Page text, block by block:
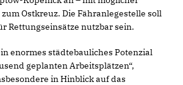
Ostkreuz. Die Fähranlegestelle soll
Rettungseinsätze nutzbar sein.
enormes städtebauliches Potenzial
geplanten Arbeitsplätzen“,
in Hinblick auf das